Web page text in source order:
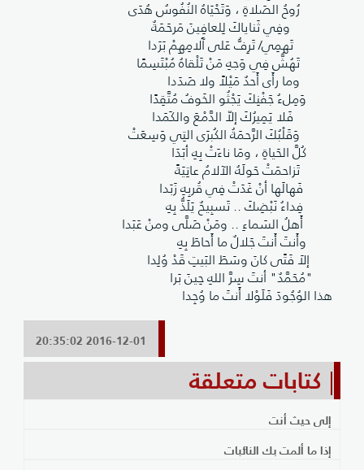
رُوحُ الصَلاةِ ، وَتَحْيَاهُ النُفُوسُ هُدَى
وفِي ثَناياكَ لِلعافِينَ مَرحَمَةٌ
تَهمِي/ تَرِفُّ عَلى آَلامِهِمْ بَرَدا
تَهُشُّ فِي وَجهِ مَنْ تَلْقاهُ مُبْتَسِمًا
وما رأَى أَحدٌ مَيْلاً ولا صَدَدا
وَمِلءُ جَفْنِكَ يَجْثُو الخَوفُ مُتَّقِدًا
فَلا يَمِيرُكَ إلاّ الدَّمْعَ والكَمَدا
وَقَلْبُكَ الرَّحمَةُ الكُبرَى التِي وَسِعَتْ
كُلَّ الحَياةِ ، ومَا ناءَتْ بِهِ أبَدَا
تَزاحمَتْ حَولَهُ الآلامُ عاتِيَةً
فَهالَها أنْ غَدَتْ فِي قُربِهِ زَبَدا
فِداءُ نَبْضِكَ .. تَسبِيحٌ يَلَذُّ بِهِ
أَهلُ السَماءِ .. ومَنْ صَلَّى ومنْ عَبَدا
وأَنتَ أَنتَ جَلالٌ ما أَحاطَ بِهِ
إلاَ فَتًى كانَ وسَطَ البَيتِ قَدْ وُلِدا
"مُحَمَّدٌ" أنتَ سِرَّ اللهِ حِينَ بَرا
هذا الوُجُودَ فَلَوْلا أَنتَ ما وُجِدا
2016-12-01 20:35:02
كتابات متعلقة
إلى حيث أنت
إذا ما ألمت بك النائبات